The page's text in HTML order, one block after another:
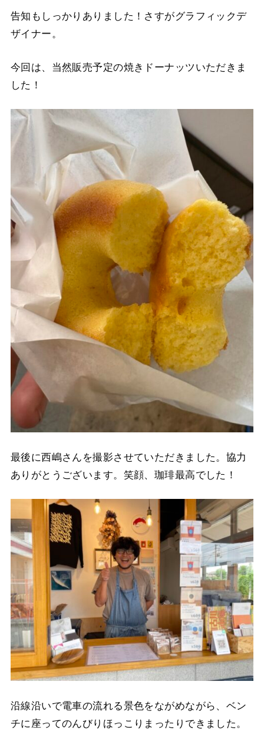
告知もしっかりありました！さすがグラフィックデ
ザイナー。
今回は、当然販売予定の焼きドーナッツいただきま
した！
最後に西嶋さんを撮影させていただきました。協力
ありがとうございます。笑顔、珈琲最高でした！
沿線沿いで電車の流れる景色をながめながら、ベン
チに座ってのんびりほっこりまったりできました。